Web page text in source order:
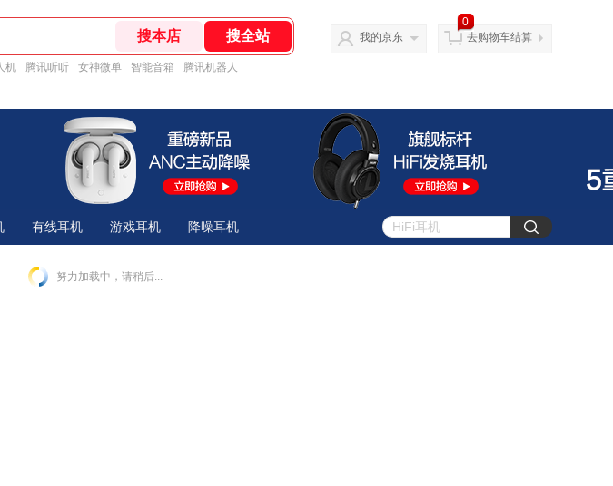
机 腾讯听听 女神微单 智能音箱 腾讯机器人
我的京东
0
去购物车结算
有线耳机 游戏耳机 降噪耳机
努力加载中，请稍后...